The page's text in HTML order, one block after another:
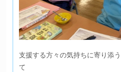
支援する方々の気持ちに寄り添
て